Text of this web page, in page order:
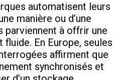
automatisent leurs
manière ou d’une
parviennent à offrir une
En Europe, seules
affirment que
synchronisés et